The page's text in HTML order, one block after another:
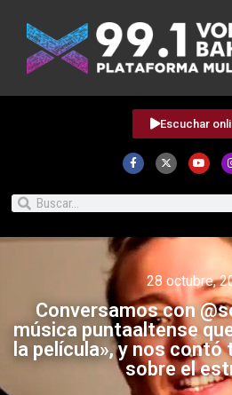
Escuchar
28 octubre,
Conversamos con
música puntaaltense
la película», y nos
sobre el